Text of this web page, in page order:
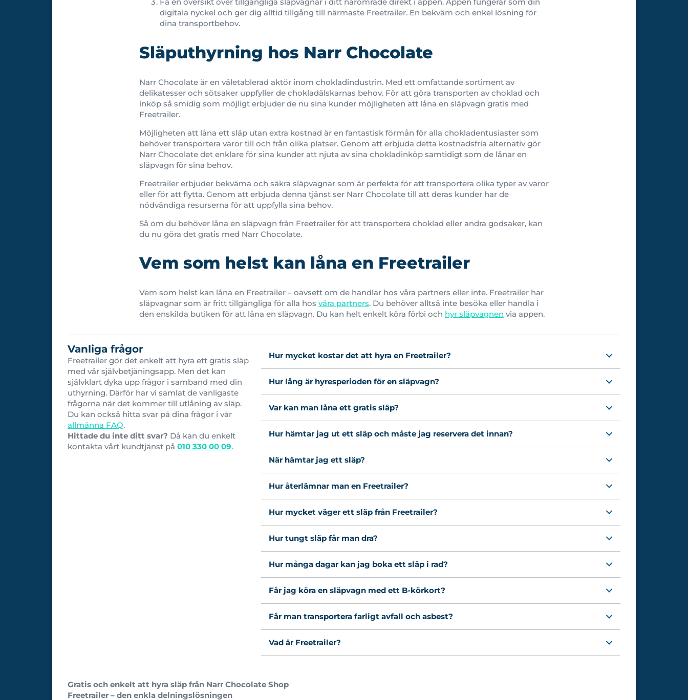
Få en översikt över tillgängliga släpvagnar i ditt närområde direkt i appen. Appen fungerar som din
digitala nyckel och ger dig alltid tillgång till närmaste Freetrailer. En bekväm och enkel lösning för
dina transportbehov.
Släputhyrning hos Narr Chocolate
Narr Chocolate är en väletablerad aktör inom chokladindustrin. Med ett omfattande sortiment av
delikatesser och sötsaker uppfyller de chokladälskarnas behov. För att göra transporten av choklad och
inköp så smidig som möjligt erbjuder de nu sina kunder möjligheten att låna en släpvagn gratis med
Freetrailer.
Möjligheten att låna ett släp utan extra kostnad är en fantastisk förmån för alla chokladentusiaster som
behöver transportera varor till och från olika platser. Genom att erbjuda detta kostnadsfria alternativ gör
Narr Chocolate det enklare för sina kunder att njuta av sina chokladinköp samtidigt som de lånar en
släpvagn för sina behov.
Freetrailer erbjuder bekväma och säkra släpvagnar som är perfekta för att transportera olika typer av varor
eller för att flytta. Genom att erbjuda denna tjänst ser Narr Chocolate till att deras kunder har de
nödvändiga resurserna för att uppfylla sina behov.
Så om du behöver låna en släpvagn från Freetrailer för att transportera choklad eller andra godsaker, kan
du nu göra det gratis med Narr Chocolate.
Vem som helst kan låna en Freetrailer
Vem som helst kan låna en Freetrailer – oavsett om de handlar hos våra partners eller inte. Freetrailer har
släpvagnar som är fritt tillgängliga för alla hos våra partners. Du behöver alltså inte besöka eller handla i
den enskilda butiken för att låna en släpvagn. Du kan helt enkelt köra förbi och hyr släpvagnen via appen.
Vanliga frågor
Freetrailer gör det enkelt att hyra ett gratis släp
med vår självbetjäningsapp. Men det kan
självklart dyka upp frågor i samband med din
uthyrning. Därför har vi samlat de vanligaste
frågorna när det kommer till utlåning av släp.
Du kan också hitta svar på dina frågor i vår
allmänna FAQ.
Hittade du inte ditt svar? Då kan du enkelt
kontakta vårt kundtjänst på 010 330 00 09.
Hur mycket kostar det att hyra en Freetrailer?
Hur lång är hyresperioden för en släpvagn?
Var kan man låna ett gratis släp?
Hur hämtar jag ut ett släp och måste jag reservera det innan?
När hämtar jag ett släp?
Hur återlämnar man en Freetrailer?
Hur mycket väger ett släp från Freetrailer?
Hur tungt släp får man dra?
Hur många dagar kan jag boka ett släp i rad?
Får jag köra en släpvagn med ett B-körkort?
Får man transportera farligt avfall och asbest?
Vad är Freetrailer?
Gratis och enkelt att hyra släp från Narr Chocolate Shop
Freetrailer – den enkla delningslösningen